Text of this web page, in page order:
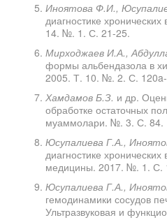
Иноятова Ф.И.,
диагностике
14. №. 1. С. 21-25.
Мирходжаев И.А.,
формы альбендазола в
2005. Т. 10. №. 2. С.
Хамдамов Б.З. и др.
обработке остаточных
муаммолари. №. 3. С. 84.
Юсупалиева Г.А.,
диагностике
медицины. 2017. №. 1. С.
Юсупалиева Г.А.,
гемодинамики сосудов
Ультразвуковая и